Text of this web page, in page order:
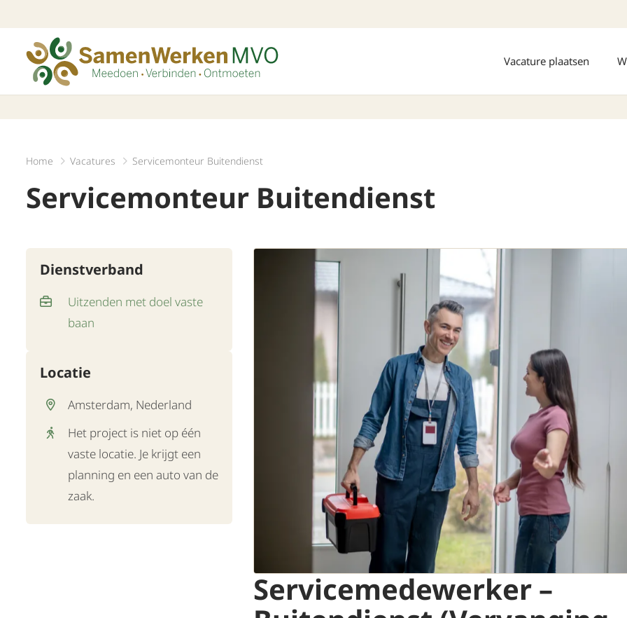
Home Vacatures Servicemonteur Buitendienst
Servicemonteur Buitendienst
Dienstverband
Uitzenden met doel vaste
baan
Locatie
Amsterdam, Nederland
Het project is niet op één
vaste locatie. Je krijgt een
planning en een auto van de
zaak.
Servicemedewerker –
Vacature plaatsen